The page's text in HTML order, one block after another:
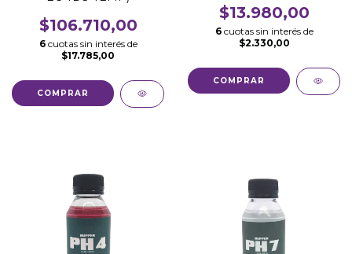
$106.710,00
6 cuotas sin interés de
$17.785,00
$13.980,00
6 cuotas sin interés de
$2.330,00